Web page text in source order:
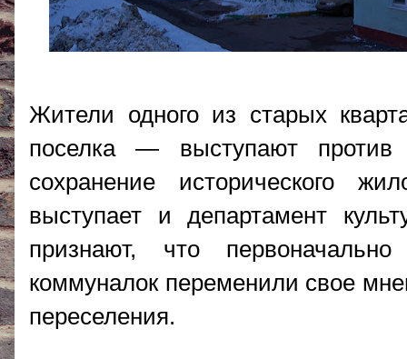
Жители одного из старых
поселка — выступают
сохранение исторического
выступает и департамент
признают, что
коммуналок переменили свое
переселения.